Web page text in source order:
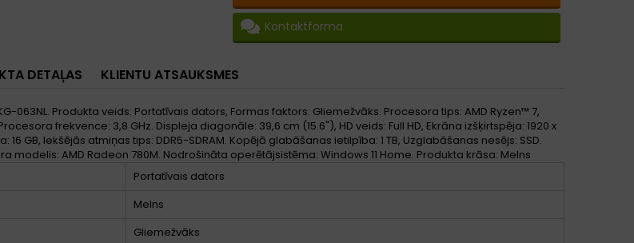
Kontaktforma
DETAĻAS KLIENTU ATSAUKSMES
063NL. Produkta veids: Portatīvais dators, Formas faktors: Gliemežvāks. Procesora tips: AMD Ryzen™ 7,
frekvence: 3,8 GHz. Displeja diagonāle: 39,6 cm (15.6"), HD veids: Full HD, Ekrāna izšķirtspēja: 1920 x
16 GB, Iekšējās atmiņas tips: DDR5-SDRAM. Kopējā glabāšanas ietilpība: 1 TB, Uzglabāšanas nesējs: SSD.
modelis: AMD Radeon 780M. Nodrošināta operētājsistēma: Windows 11 Home. Produkta krāsa: Melns
Portatīvais dators
Melns
Gliemežvāks